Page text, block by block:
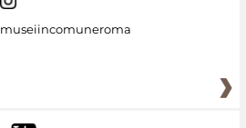
museiincomuneroma